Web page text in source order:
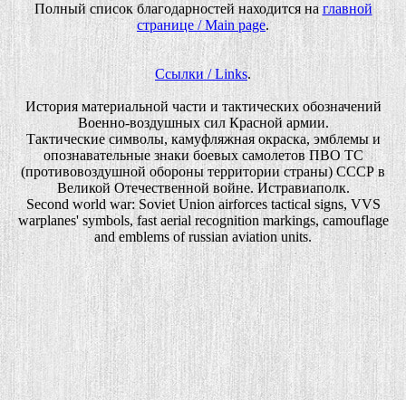
Полный список благодарностей находится наглавной
странице / Main page.
Ссылки / Links.
История материальной части и тактических обозначений
Военно-воздушных сил Красной армии.
Тактические символы, камуфляжная окраска, эмблемы и
опознавательные знаки боевых самолетов ПВО ТС
(противовоздушной обороны территории страны) СССР в
Великой Отечественной войне. Истравиаполк.
Second world war: Soviet Union airforces tactical signs, VVS
warplanes' symbols, fast aerial recognition markings, camouflage
and emblems of russian aviation units.